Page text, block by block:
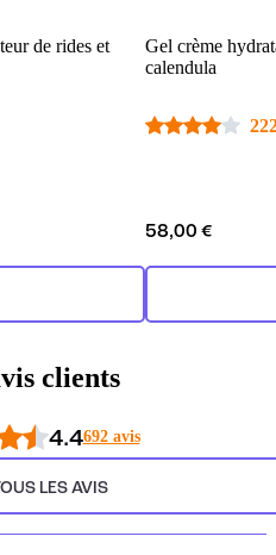
de rides et
Gel crème
calendula
58,00 €
clients
4.4692 avis
LES AVIS